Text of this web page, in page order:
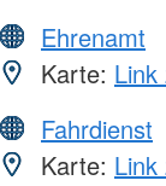
Ehrenamt
Karte:
Fahrdienst
Karte: